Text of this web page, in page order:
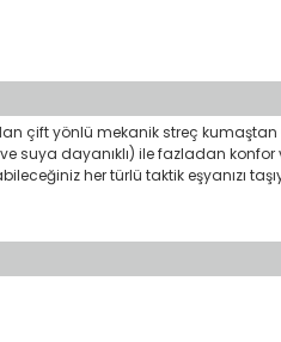
çift yönlü mekanik streç
suya dayanıklı) ile fazladan konfor
her türlü taktik eşyanızı